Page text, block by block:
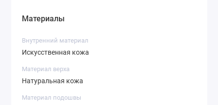
Материалы
Внутренний материал
Искусственная кожа
Материал верха
Натуральная кожа
Материал подошвы